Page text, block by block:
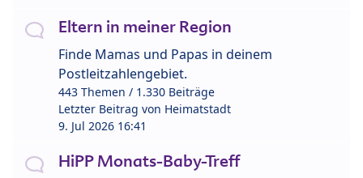
Eltern in meiner Region
Finde Mamas und Papas in deinem
Postleitzahlengebiet.
443 Themen / 1.330 Beiträge
Letzter Beitrag von Heimatstadt
9. Jul 2026 16:41
HiPP Monats-Baby-Treff